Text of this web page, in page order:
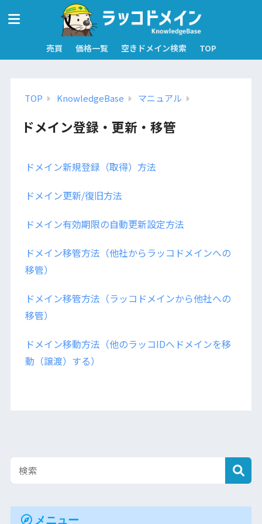
売買 価格一覧 空きドメイン検索 TOP
TOP KnowledgeBase マニュアル
ドメイン登録・更新・移管
ドメイン新規登録（取得）方法
ドメイン更新/復旧方法
ドメイン有効期限の自動更新設定方法
ドメイン移管方法（他社からラッコドメインへの
移管）
ドメイン移管方法（ラッコドメインから他社への
移管）
ドメイン移動方法（他のラッコIDへドメインを移
動（譲渡）する）
メニュー